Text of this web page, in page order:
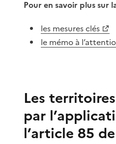
Pour en savoir plus sur
les mesures clés
le mémo à
Les
par
l’article 85